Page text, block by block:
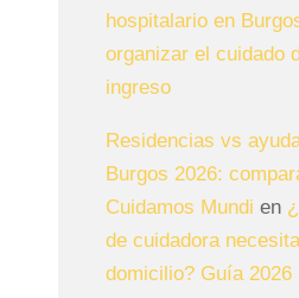
hospitalario en
organizar el cuidado
ingreso
Residencias vs
Burgos 2026:
Cuidamos Mundi en
de cuidadora
domicilio? Guía 2026